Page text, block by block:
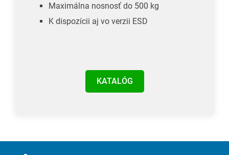
Maximálna nosnosť do 500 kg
K dispozícii aj vo verzii ESD
KATALÓG